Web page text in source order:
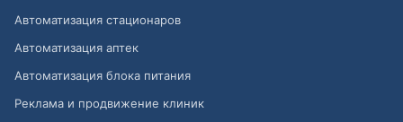
Автоматизация стационаров
Автоматизация аптек
Автоматизация блока питания
Реклама и продвижение клиник